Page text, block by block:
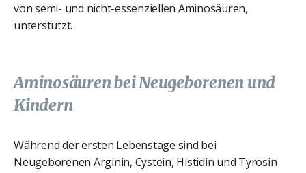
von semi- und nicht-essenziellen Aminosäuren,
unterstützt.
Aminosäuren bei Neugeborenen und
Kindern
Während der ersten Lebenstage sind bei
Neugeborenen Arginin, Cystein, Histidin und Tyrosin